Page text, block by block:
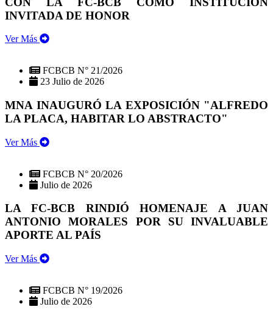
INVITADA DE HONOR
Ver Más
FCBCB N° 21/2026
23 Julio de 2026
MNA INAUGURÓ LA EXPOSICIÓN "ALFREDO
LA PLACA, HABITAR LO ABSTRACTO"
Ver Más
FCBCB N° 20/2026
Julio de 2026
LA FC-BCB RINDIÓ HOMENAJE A JUAN
ANTONIO MORALES POR SU INVALUABLE
APORTE AL PAÍS
Ver Más
FCBCB N° 19/2026
Julio de 2026